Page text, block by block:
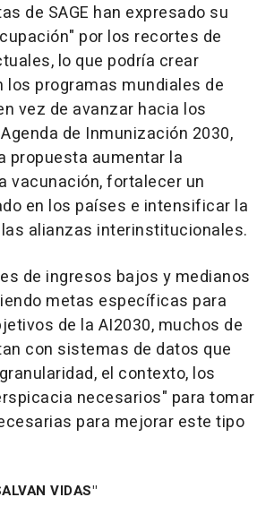
de SAGE han expresado su
por los recortes de
lo que podría crear
los programas mundiales de
vez de avanzar hacia los
de Inmunización 2030,
propuesta aumentar la
vacunación, fortalecer un
en los países e intensificar la
alianzas interinstitucionales.
de ingresos bajos y medianos
metas específicas para
de la AI2030, muchos de
con sistemas de datos que
el contexto, los
necesarios" para tomar
para mejorar este tipo
VIDAS"